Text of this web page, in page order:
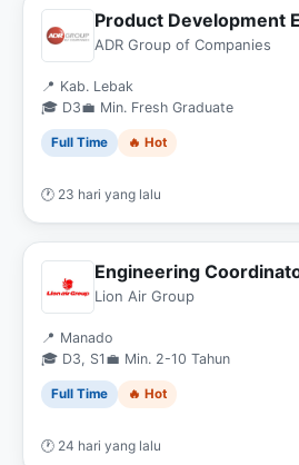
Product Development
& Packaging)
ADR Group of Companies
📍 Kab. Lebak
🎓 D3💼 Min. Fresh Graduate
Full Time 🔥 Hot
🕐 23 hari yang lalu
Engineering
Lion Air Group
📍 Manado
🎓 D3, S1 💼 Min. 2-10 Tahun
Full Time 🔥 Hot
🕐 24 hari yang lalu